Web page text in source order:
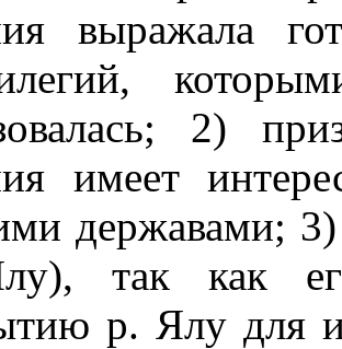
выражала
2)
имеет
державами;
так как его
р. Ялу для